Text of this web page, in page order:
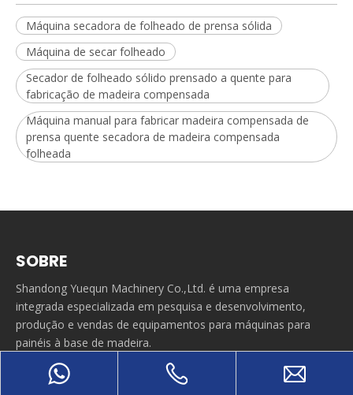
Máquina secadora de folheado de prensa sólida
Máquina de secar folheado
Secador de folheado sólido prensado a quente para
fabricação de madeira compensada
Máquina manual para fabricar madeira compensada de
prensa quente secadora de madeira compensada
folheada
SOBRE
Shandong Yuequn Machinery Co.,Ltd. é uma empresa
integrada especializada em pesquisa e desenvolvimento,
produção e vendas de equipamentos para máquinas para
painéis à base de madeira.